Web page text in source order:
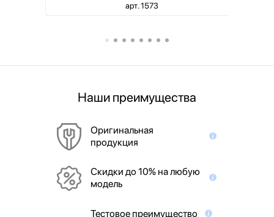
арт. 1573
Наши преимущества
Оригинальная
продукция
Скидки до 10% на любую
модель
Тестовое преимущество